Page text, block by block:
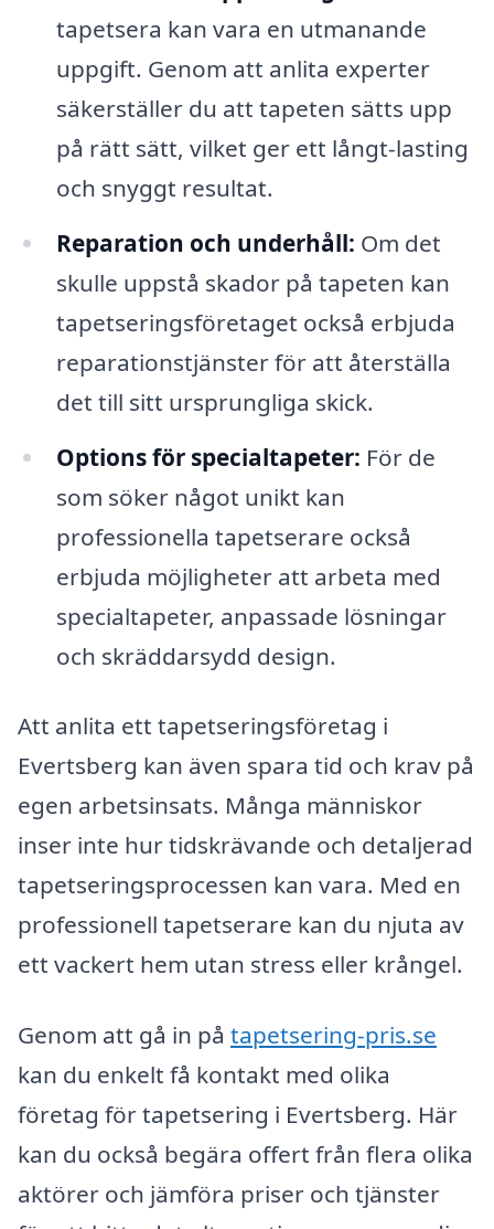
tapetsera kan vara en utmanande
uppgift. Genom att anlita experter
säkerställer du att tapeten sätts upp
på rätt sätt, vilket ger ett långt-lasting
och snyggt resultat.
Reparation och underhåll: Om det
skulle uppstå skador på tapeten kan
tapetseringsföretaget också erbjuda
reparationstjänster för att återställa
det till sitt ursprungliga skick.
Options för specialtapeter: För de
som söker något unikt kan
professionella tapetserare också
erbjuda möjligheter att arbeta med
specialtapeter, anpassade lösningar
och skräddarsydd design.
Att anlita ett tapetseringsföretag i
Evertsberg kan även spara tid och krav på
egen arbetsinsats. Många människor
inser inte hur tidskrävande och detaljerad
tapetseringsprocessen kan vara. Med en
professionell tapetserare kan du njuta av
ett vackert hem utan stress eller krångel.
Genom att gå in på tapetsering-pris.se
kan du enkelt få kontakt med olika
företag för tapetsering i Evertsberg. Här
kan du också begära offert från flera olika
aktörer och jämföra priser och tjänster